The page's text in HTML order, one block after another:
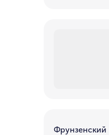
Фрунзенский